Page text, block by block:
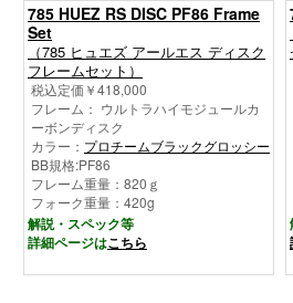
785 HUEZ RS DISC PF86 Frame
Set
（785 ヒュエズ アールエス ディスク
フレームセット）
税込定価￥418,000
フレーム： ウルトラハイモジュールカ
ーボンディスク
カラー： プロチームブラックグロッシー
BB規格:PF86
フレーム重量：820ｇ
フォーク重量：420g
解説・スペック等
詳細ページはこちら